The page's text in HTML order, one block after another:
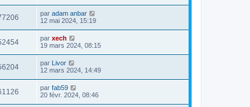
par adam anbar
12 mai 2024, 15:19
par xech
19 mars 2024, 08:15
par Livor
12 mars 2024, 14:49
par fab59
20 févr. 2024, 08:46